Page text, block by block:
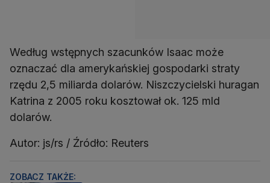
Według wstępnych szacunków Isaac może
oznaczać dla amerykańskiej gospodarki straty
rzędu 2,5 miliarda dolarów. Niszczycielski huragan
Katrina z 2005 roku kosztował ok. 125 mld
dolarów.
Autor: js/rs / Źródło: Reuters
ZOBACZ TAKŻE: